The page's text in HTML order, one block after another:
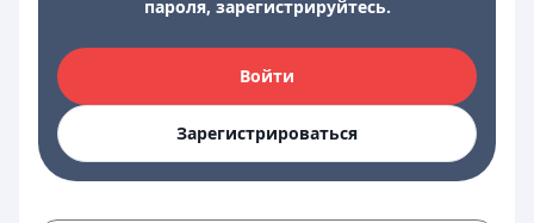
пароля, зарегистрируйтесь.
Войти
Зарегистрироваться